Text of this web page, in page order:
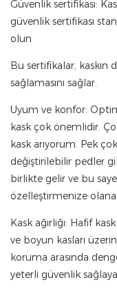
Güvenlik sertifikası:
güvenlik sertifikası
olun
Bu sertifikalar,
sağlamasını sağlar.
Uyum ve konfor:
kask çok önemlidir.
kask arıyorum. Pek
değiştirilebilir pedler
birlikte gelir ve bu
özelleştirmenize
Kask ağırlığı: Hafif
ve boyun kasları
koruma arasında
yeterli güvenlik